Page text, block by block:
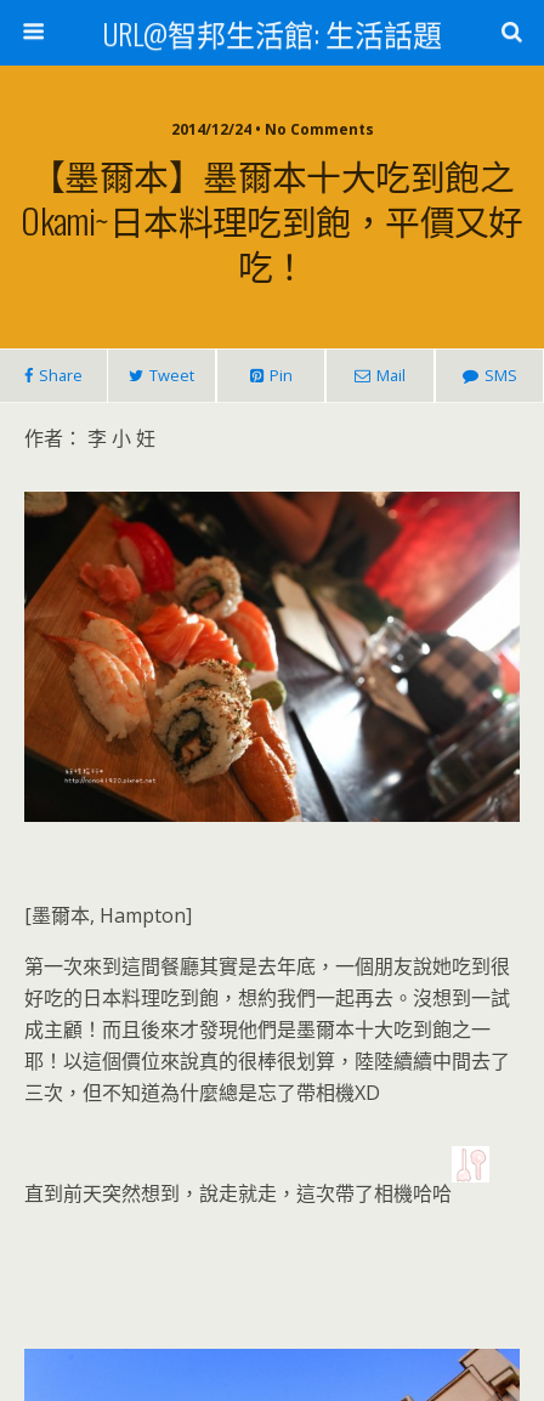
URL@智邦生活館: 生活話題
2014/12/24 • No Comments
【墨爾本】墨爾本十大吃到飽之
Okami~日本料理吃到飽，平價又好
吃！
Share Tweet Pin Mail SMS
作者： 李 小 妊
[墨爾本, Hampton]
第一次來到這間餐廳其實是去年底，一個朋友說她吃到很
好吃的日本料理吃到飽，想約我們一起再去。沒想到一試
成主顧！而且後來才發現他們是墨爾本十大吃到飽之一
耶！以這個價位來說真的很棒很划算，陸陸續續中間去了
三次，但不知道為什麼總是忘了帶相機XD
直到前天突然想到，說走就走，這次帶了相機哈哈